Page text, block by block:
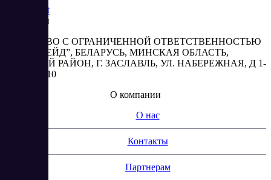
Market
Реквизиты
ОБЩЕСТВО С ОГРАНИЧЕННОЙ ОТВЕТСТВЕННОСТЬЮ
“АБЕСТРЕЙД”, БЕЛАРУСЬ, МИНСКАЯ ОБЛАСТЬ,
МИНСКИЙ РАЙОН, Г. ЗАСЛАВЛЬ, УЛ. НАБЕРЕЖНАЯ, Д 1-
2, КОМ. 310
О компании
О нас
Контакты
Партнерам